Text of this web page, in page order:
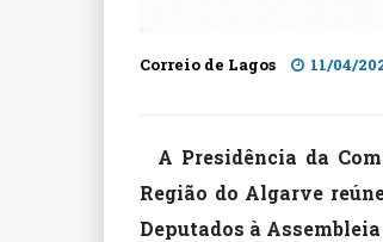
Correio de Lagos 11/04/
A Presidência da
Região do Algarve
Deputados à